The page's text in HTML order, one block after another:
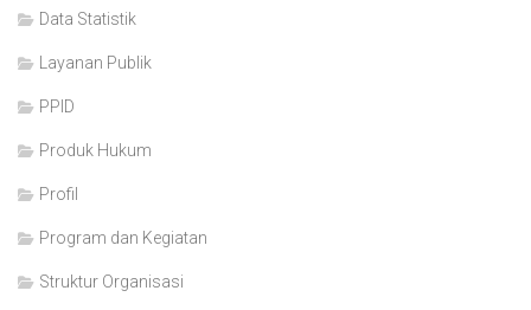
Data Statistik
Layanan Publik
PPID
Produk Hukum
Profil
Program dan Kegiatan
Struktur Organisasi